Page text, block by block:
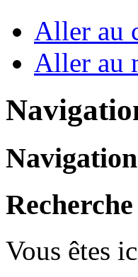
Aller au
Aller au
Navigation
Recherche
Vous êtes